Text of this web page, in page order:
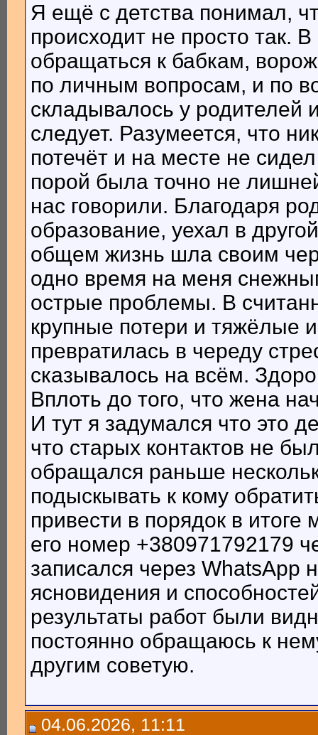
Я ещё с детства понимал,
происходит не просто так.
обращаться к бабкам,
по личным вопросам, и по
складывалось у родителей
следует. Разумеется, что
потечёт и на месте не
порой была точно не
нас говорили. Благодаря
образование, уехал в
общем жизнь шла своим
одно время на меня
острые проблемы. В
крупные потери и тяжёлые
превратилась в череду
сказывалось на всём.
Вплоть до того, что жена
И тут я задумался что это
что старых контактов не
обращался раньше
подыскывать к кому
привести в порядок в
его номер +380971792179
записался через WhatsApp
ясновидения и
результаты работ были
постоянно обращаюсь к
другим советую.
04.06.2026, 11:11